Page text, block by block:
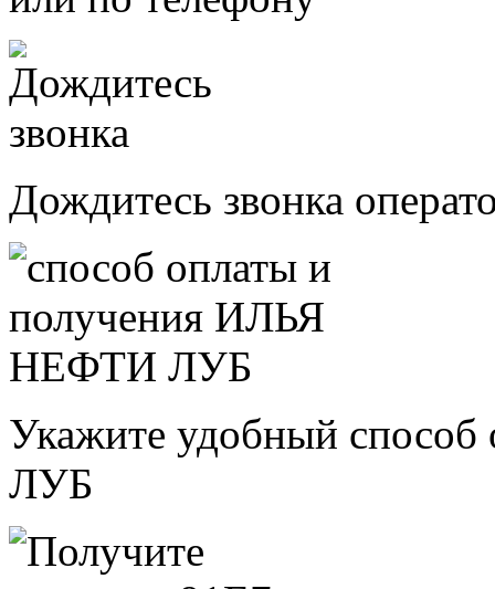
Дождитесь звонка
Укажите удобный
ЛУБ